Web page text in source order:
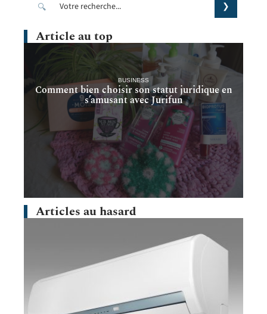
Article au top
BUSINESS
Comment bien choisir son statut juridique en
s’amusant avec Jurifun
Articles au hasard